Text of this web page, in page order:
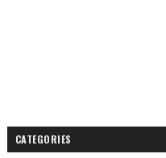
CATEGORIES